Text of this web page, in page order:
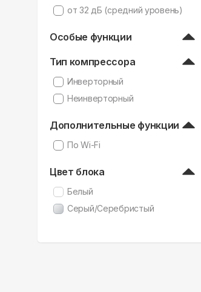
от 32 дБ (средний уровень)
Особые функции
Тип компрессора
Инверторный
Неинверторный
Дополнительные функции
По Wi-Fi
Цвет блока
Белый
Серый/Серебристый